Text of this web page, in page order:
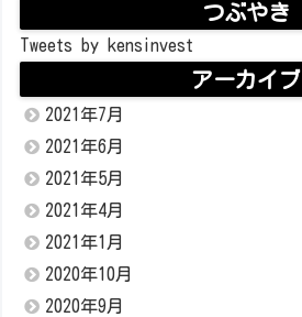
つぶやき
Tweets by kensinvest
アーカイブ
2021年7月
2021年6月
2021年5月
2021年4月
2021年1月
2020年10月
2020年9月